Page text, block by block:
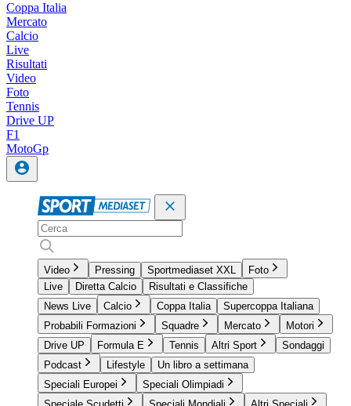
Coppa Italia
Mercato
Calcio
Live
Risultati
Video
Foto
Tennis
Drive UP
F1
MotoGp
Video Pressing Sportmediaset XXL
Foto
Live
Diretta Calcio
Risultati e Classifiche
News Live
Calcio Coppa Italia
Supercoppa Italiana
Probabili Formazioni
Squadre Mercato
Motori
Drive UP
Formula E Tennis Altri Sport
Sondaggi
Podcast
Lifestyle
Un libro a settimana
Speciali Europei
Speciali Olimpiadi